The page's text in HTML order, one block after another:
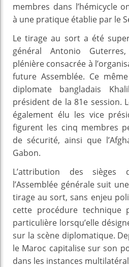
membres dans l’hémicycle
à une pratique établie par le
Le tirage au sort a été
général Antonio
plénière consacrée à
future Assemblée. Ce
diplomate bangladais
président de la 81e session.
également élu les vice
figurent les cinq membres
de sécurité, ainsi que
Gabon.
L’attribution des sièges
l’Assemblée générale suit
tirage au sort, sans enjeu
cette procédure technique
particulière lorsqu’elle
sur la scène diplomatique.
le Maroc capitalise sur son
dans les instances